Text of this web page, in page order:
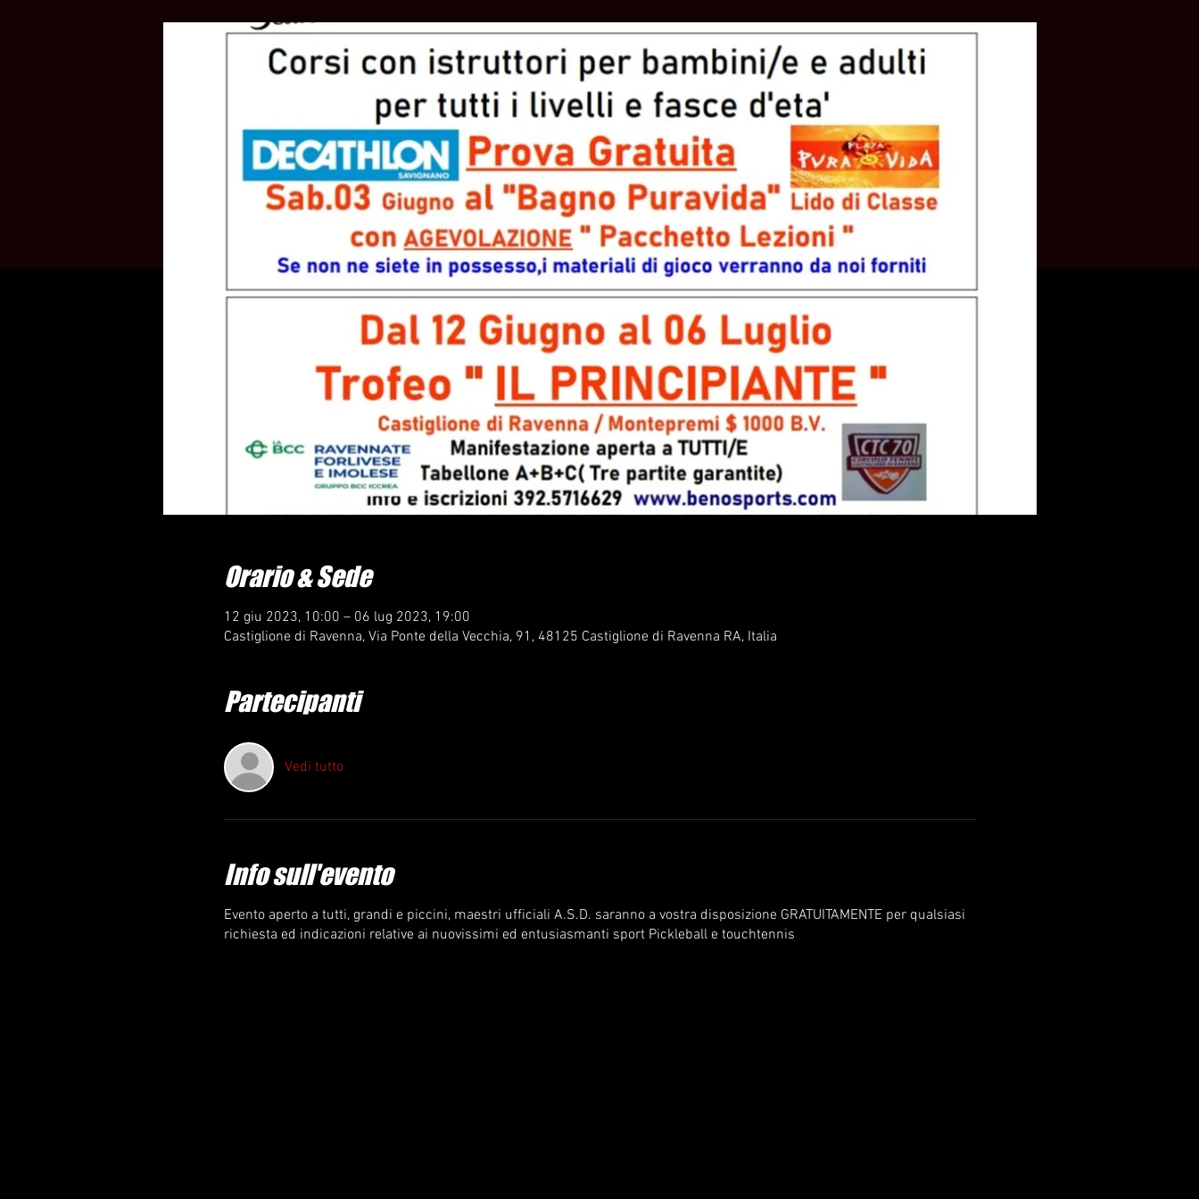
Orario & Sede
12 giu 2023, 10:00 – 06 lug 2023, 19:00
Castiglione di Ravenna, Via Ponte della Vecchia, 91, 48125 Castiglione di Ravenna RA, Italia
Partecipanti
Vedi tutto
Info sull'evento
Evento aperto a tutti, grandi e piccini, maestri ufficiali A.S.D. saranno a vostra disposizione GRATUITAMENTE per qualsiasi
richiesta ed indicazioni relative ai nuovissimi ed entusiasmanti sport Pickleball e touchtennis